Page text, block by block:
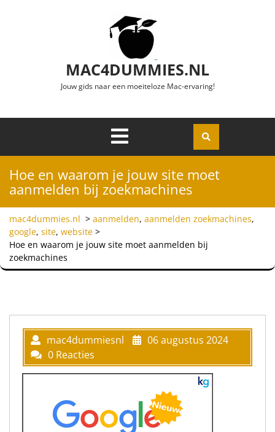
MAC4DUMMIES.NL
Jouw gids naar een moeiteloze Mac-ervaring!
Openen
Hoe en waarom je jouw site moet
aanmelden bij zoekmachines
mac4dummies.nl > aanmelden, aanmelden zoekmachines,
google, site, website >
Hoe en waarom je jouw site moet aanmelden bij
zoekmachines
mac4dummiesnl
06 augustus 2024
0 Reacties